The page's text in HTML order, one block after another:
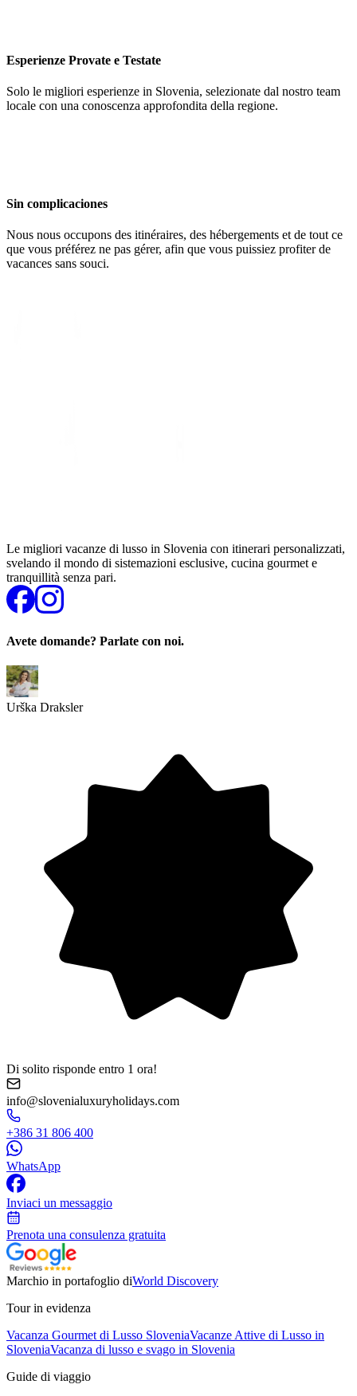
Esperienze Provate e Testate
Solo le migliori esperienze in Slovenia, selezionate dal nostro team
locale con una conoscenza approfondita della regione.
Sin complicaciones
Nous nous occupons des itinéraires, des hébergements et de tout ce
que vous préférez ne pas gérer, afin que vous puissiez profiter de
vacances sans souci.
Le migliori vacanze di lusso in Slovenia con itinerari personalizzati,
svelando il mondo di sistemazioni esclusive, cucina gourmet e
tranquillità senza pari.
Avete domande? Parlate con noi.
Urška Draksler
Di solito risponde entro 1 ora!
info@slovenialuxuryholidays.com
+386 31 806 400
WhatsApp
Inviaci un messaggio
Prenota una consulenza gratuita
Marchio in portafoglio diWorld Discovery
Tour in evidenza
Vacanza Gourmet di Lusso SloveniaVacanze Attive di Lusso in
SloveniaVacanza di lusso e svago in Slovenia
Guide di viaggio